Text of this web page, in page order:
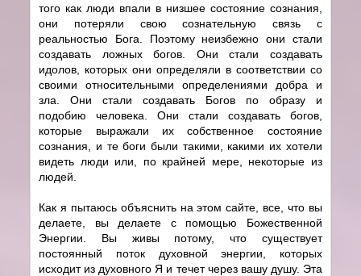
того как люди впали в низшее состояние сознания,
они потеряли свою сознательную связь с
реальностью Бога. Поэтому неизбежно они стали
создавать ложных богов. Они стали создавать
идолов, которых они определяли в соответствии со
своими относительными определениями добра и
зла. Они стали создавать Богов по образу и
подобию человека. Они стали создавать богов,
которые выражали их собственное состояние
сознания, и те боги были такими, какими их хотели
видеть люди или, по крайней мере, некоторые из
людей.
Как я пытаюсь объяснить на этом сайте, все, что вы
делаете, вы делаете с помощью Божественной
Энергии. Вы живы потому, что существует
постоянный поток духовной энергии, которых
исходит из духовного Я и течет через вашу душу. Эта